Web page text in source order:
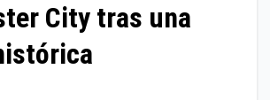
City tras una